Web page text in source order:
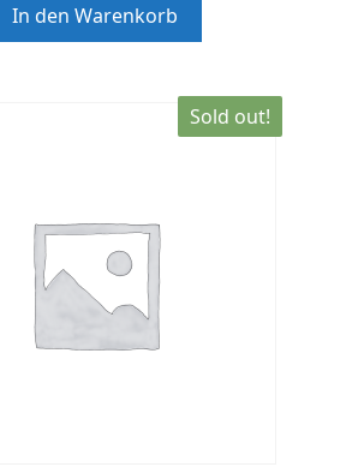
o
f
5
In den Warenkorb
Sold out!